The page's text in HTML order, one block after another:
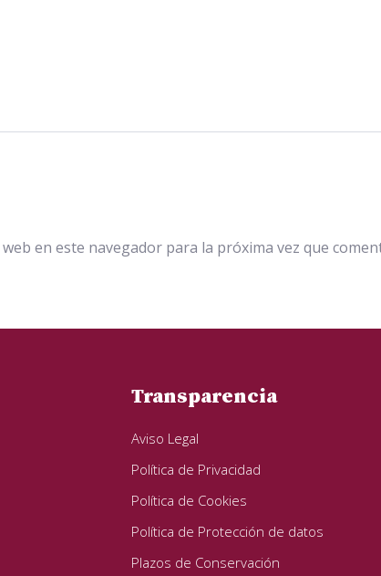
en este navegador para la próxima vez que
Transparencia
Aviso Legal
Política de Privacidad
Política de Cookies
Política de Protección de datos
Plazos de Conservación